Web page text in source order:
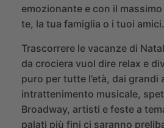
emozionante e con il
te, la tua famiglia o i tuoi amici.
Trascorrere le vacanze di
da crociera vuol dire relax e
puro per tutte l’età, dai grandi
intrattenimento musicale,
Broadway, artisti e feste a
palati più fini ci saranno